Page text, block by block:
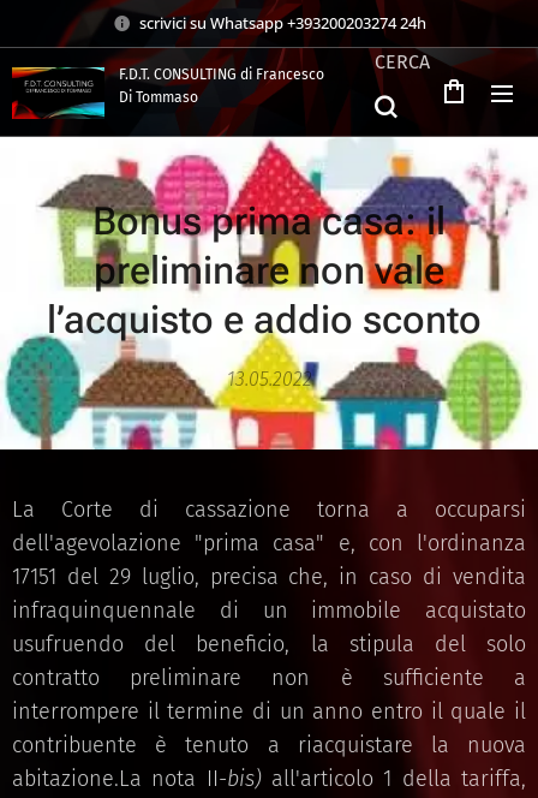
scrivici su Whatsapp +393200203274 24h
F.D.T. CONSULTING di Francesco
Di Tommaso
CERCA
Bonus prima casa: il
preliminare non vale
l’acquisto e addio sconto
13.05.2022
La Corte di cassazione torna a occuparsi
dell'agevolazione "prima casa" e, con l'ordinanza
17151 del 29 luglio, precisa che, in caso di vendita
infraquinquennale di un immobile acquistato
usufruendo del beneficio, la stipula del solo
contratto preliminare non è sufficiente a
interrompere il termine di un anno entro il quale il
contribuente è tenuto a riacquistare la nuova
abitazione.La nota II-bis)all'articolo 1 della tariffa,